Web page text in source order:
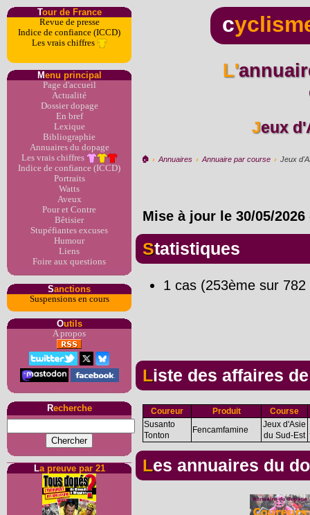
Tour de France
Revue de presse
Indice de confiance (ICCD)
Les vrais chiffres
Menu principal
Page d'accueil
Actualité
Dossier dopage
En bref
Lexique
Bibliographie
Annuaires du dopage
Les vrais chiffres
Indice de confiance (ICCD)
Portraits
Watts
Aveux
Pour et Contre
Bêtisier
Stupéfiantes excuses
Humour
Liens
Foire aux questions
Sanctions
Suspensions en cours
Outils
A propos
Recherche
La preuve par 21
c
L'annuaire du dopage par
Jeux
🏠︎ › Annuaires › Annuaire par course › Jeux
Mise à jour le 30/05/2026
Statistiques
1 cas (253ème sur 782
Liste des affaires
Coureur Produit
Course
Susanto
Tonton
Fencamfamine
Jeux d'Asie
du Sud-Est
Les annuaires du